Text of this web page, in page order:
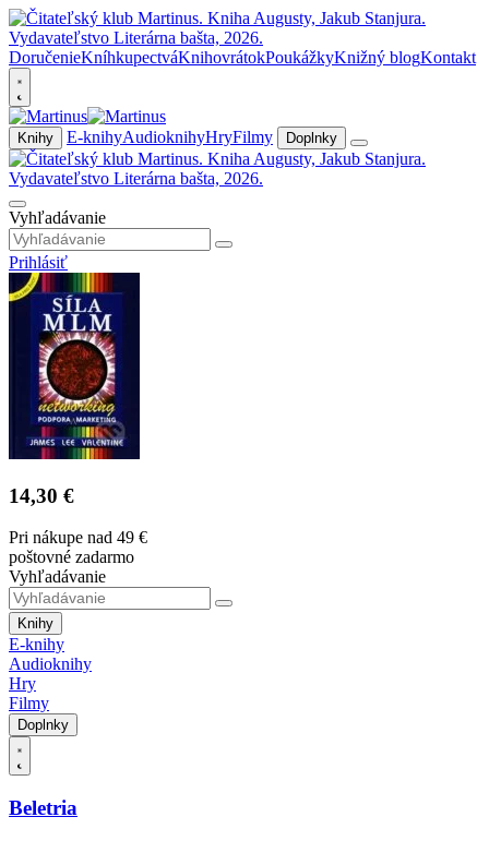
DoručenieKníhkupectváKnihovrátokPoukážkyKnižný blogKontakt
Knihy E-knihyAudioknihyHryFilmy Doplnky
Vyhľadávanie
Prihlásiť
14,30 €
Pri nákupe nad 49 €
poštovné zadarmo
Vyhľadávanie
Knihy
E-knihy
Audioknihy
Hry
Filmy
Doplnky
Beletria